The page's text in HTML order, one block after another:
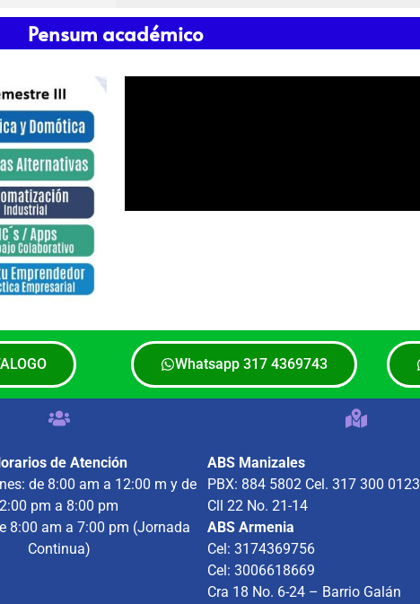
Pensum académico
Whatsapp 317 4369743
de Atención
de 8:00 am a 12:00 m y de
2:00 pm a 8:00 pm
8:00 am a 7:00 pm (Jornada
Continua)
ABS Manizales
PBX: 884 5802 Cel. 317 300 0123
Cll 22 No. 21-14
ABS Armenia
Cel: 3174369756
Cel: 3006618669
Cra 18 No. 6-24 – Barrio Galán